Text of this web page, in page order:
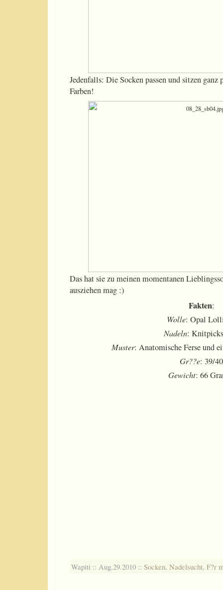
Jedenfalls: Die Socken passen und sitzen ganz
Farben!
Das hat sie zu meinen momentanen
ausziehen mag :)
Fakten:
Wolle: Opal
Nadeln:
Muster: Anatomische Ferse und
Gr??e: 39/40
Gewicht: 66
Wapiti :: Aug.29.2010 :: Socken, Nadelsucht, F?r